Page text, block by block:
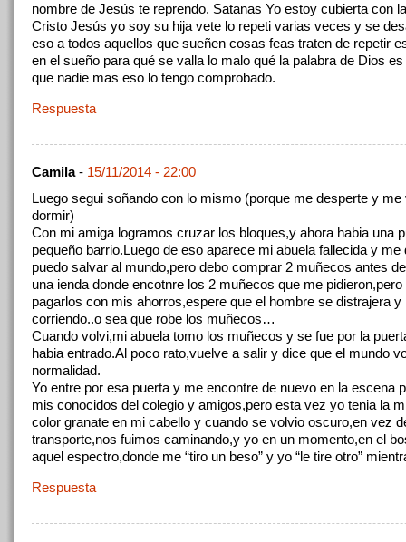
nombre de Jesús te reprendo. Satanas Yo estoy cubierta con
Cristo Jesús yo soy su hija vete lo repeti varias veces y se
eso a todos aquellos que sueñen cosas feas traten de repetir
en el sueño para qué se valla lo malo qué la palabra de Dios
que nadie mas eso lo tengo comprobado.
Respuesta
Camila- 15/11/2014 - 22:00
Luego segui soñando con lo mismo (porque me desperte y me
dormir)
Con mi amiga logramos cruzar los bloques,y ahora habia una
pequeño barrio.Luego de eso aparece mi abuela fallecida y me
puedo salvar al mundo,pero debo comprar 2 muñecos antes
una ienda donde encotnre los 2 muñecos que me
pagarlos con mis ahorros,espere que el hombre se distrajera y
corriendo..o sea que robe los muñecos…
Cuando volvi,mi abuela tomo los muñecos y se fue por la
habia entrado.Al poco rato,vuelve a salir y dice que el mundo
normalidad.
Yo entre por esa puerta y me encontre de nuevo en la escena
mis conocidos del colegio y amigos,pero esta vez yo tenia la
color granate en mi cabello y cuando se volvio oscuro,en vez
transporte,nos fuimos caminando,y yo en un momento,en el
aquel espectro,donde me “tiro un beso” y yo “le tire otro”
Respuesta